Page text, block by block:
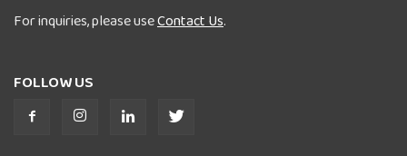
For inquiries, please useContact Us.
FOLLOW US